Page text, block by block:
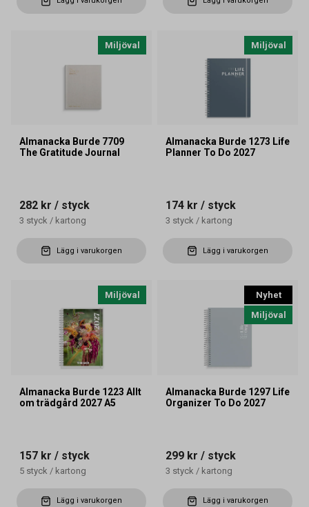
Miljöval
Almanacka Burde 7709
The Gratitude Journal
282 kr / styck
3 styck / kartong
Lägg i varukorgen
Miljöval
Almanacka Burde 1273 Life
Planner To Do 2027
174 kr / styck
3 styck / kartong
Lägg i varukorgen
Miljöval
Almanacka Burde 1223 Allt
om trädgård 2027 A5
157 kr / styck
5 styck / kartong
Lägg i varukorgen
Nyhet
Miljöval
Almanacka Burde 1297 Life
Organizer To Do 2027
299 kr / styck
3 styck / kartong
Lägg i varukorgen